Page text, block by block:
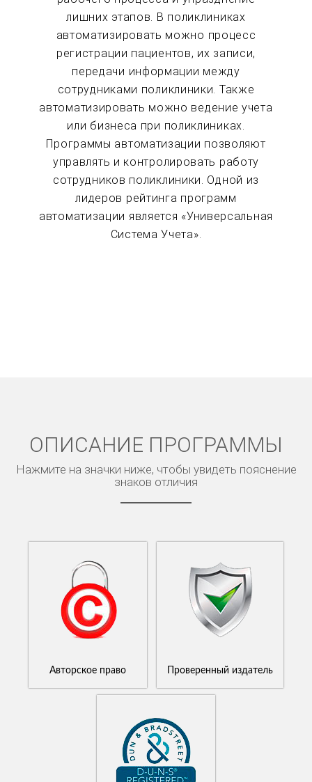
лишних этапов. В поликлиниках
автоматизировать можно процесс
регистрации пациентов, их записи,
передачи информации между
сотрудниками поликлиники. Также
автоматизировать можно ведение учета
или бизнеса при поликлиниках.
Программы автоматизации позволяют
управлять и контролировать работу
сотрудников поликлиники. Одной из
лидеров рейтинга программ
автоматизации является «Универсальная
Система Учета».
ОПИСАНИЕ ПРОГРАММЫ
Нажмите на значки ниже, чтобы увидеть пояснение
знаков отличия
Авторское право Проверенный издатель